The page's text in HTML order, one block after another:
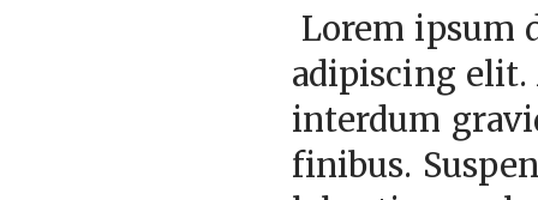
Lorem ipsum
adipiscing elit.
interdum
finibus.